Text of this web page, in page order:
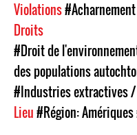
Violations
Droits
#Droit de
des populations
#Industries extractives /
Lieu#Région: Amériques